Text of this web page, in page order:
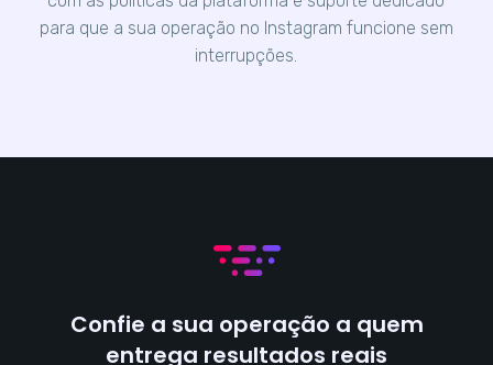
para que a sua operação no Instagram funcione sem
interrupções.
Confie a sua operação a quem
entrega resultados reais